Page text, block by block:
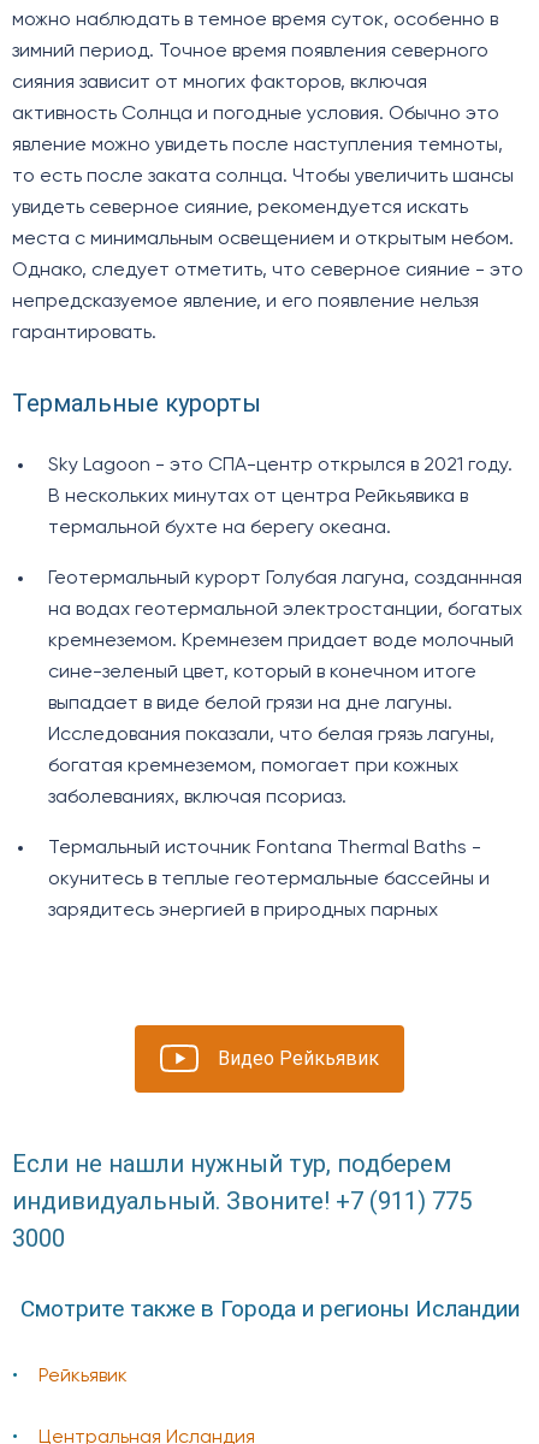
можно наблюдать в темное время суток, особенно в
зимний период. Точное время появления северного
сияния зависит от многих факторов, включая
активность Солнца и погодные условия. Обычно это
явление можно увидеть после наступления темноты,
то есть после заката солнца. Чтобы увеличить шансы
увидеть северное сияние, рекомендуется искать
места с минимальным освещением и открытым небом.
Однако, следует отметить, что северное сияние - это
непредсказуемое явление, и его появление нельзя
гарантировать.
Термальные курорты
Sky Lagoon - это СПА-центр открылся в 2021 году.
В нескольких минутах от центра Рейкьявика в
термальной бухте на берегу океана.
Геотермальный курорт Голубая лагуна, созданнная
на водах геотермальной электростанции, богатых
кремнеземом. Кремнезем придает воде молочный
сине-зеленый цвет, который в конечном итоге
выпадает в виде белой грязи на дне лагуны.
Исследования показали, что белая грязь лагуны,
богатая кремнеземом, помогает при кожных
заболеваниях, включая псориаз.
Термальный источник Fontana Thermal Baths -
окунитесь в теплые геотермальные бассейны и
зарядитесь энергией в природных парных
Видео Рейкьявик
Если не нашли нужный тур, подберем
индивидуальный. Звоните! +7 (911) 775
3000
Смотрите также в Города и регионы Исландии
Рейкьявик
Центральная Исландия